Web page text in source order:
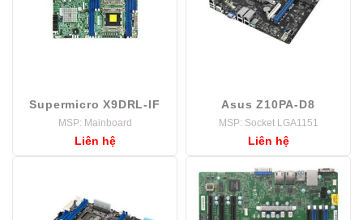
Supermicro X9DRL-IF
MSP: Mainboard
Liên hệ
Asus Z10PA-D8
MSP: Socket LGA1151
Liên hệ